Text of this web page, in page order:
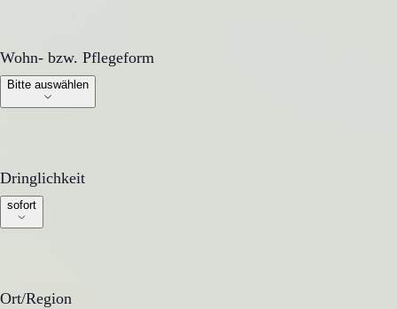
Wohn- bzw. Pflegeform
Wohn- bzw. Pflegeform
Bitte auswählen
Dringlichkeit
Dringlichkeit
sofort
Ort/Region